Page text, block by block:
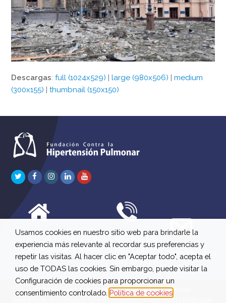
Descargas:full (1024x529) |large (980x506) |medium
(300x155) |thumbnail (150x150)
TwitterFacebook
Instagram
LinkedInYoutube
C/ Río Jordán 7 bajo
A 28981 Parla Madrid
647 630 515
661 73 42 04
613 22 15 27
info@fchp.es
© 2026 Fundación Contra la Hipertensión Pulmonar
Términos legales|Aviso Legal
Usamos cookies en nuestro sitio web para brindarle la
experiencia más relevante al recordar sus preferencias y
repetir las visitas. Al hacer clic en "Aceptar todo", acepta el
uso de TODAS las cookies. Sin embargo, puede visitar la
Configuración de cookies para proporcionar un
consentimiento controlado. Política de cookies